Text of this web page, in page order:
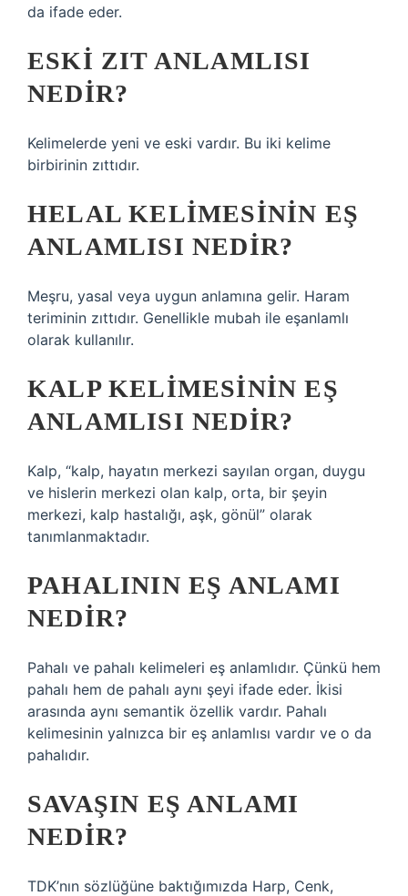
da ifade eder.
ESKI ZIT ANLAMLISI
NEDIR?
Kelimelerde yeni ve eski vardır. Bu iki kelime
birbirinin zıttıdır.
HELAL KELIMESININ EŞ
ANLAMLISI NEDIR?
Meşru, yasal veya uygun anlamına gelir. Haram
teriminin zıttıdır. Genellikle mubah ile eşanlamlı
olarak kullanılır.
KALP KELIMESININ EŞ
ANLAMLISI NEDIR?
Kalp, “kalp, hayatın merkezi sayılan organ, duygu
ve hislerin merkezi olan kalp, orta, bir şeyin
merkezi, kalp hastalığı, aşk, gönül” olarak
tanımlanmaktadır.
PAHALININ EŞ ANLAMI
NEDIR?
Pahalı ve pahalı kelimeleri eş anlamlıdır. Çünkü hem
pahalı hem de pahalı aynı şeyi ifade eder. İkisi
arasında aynı semantik özellik vardır. Pahalı
kelimesinin yalnızca bir eş anlamlısı vardır ve o da
pahalıdır.
SAVAŞIN EŞ ANLAMI
NEDIR?
TDK’nın sözlüğüne baktığımızda Harp, Cenk,